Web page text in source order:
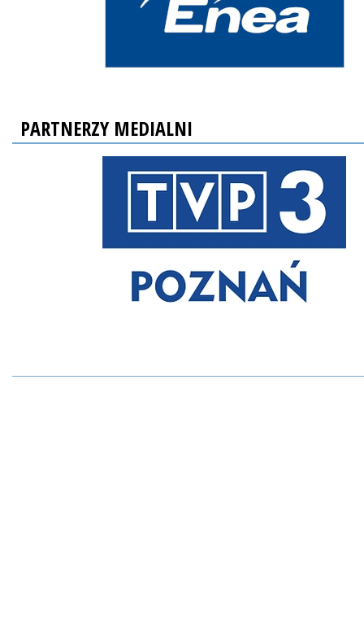
PARTNERZY MEDIALNI